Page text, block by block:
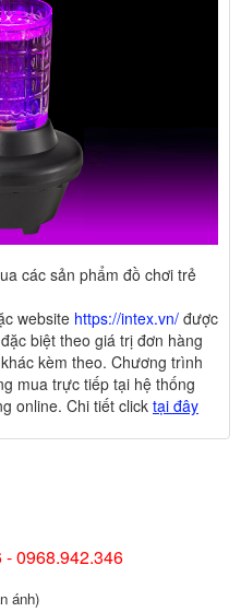
các sản phẩm đồ chơi trẻ
website https://intex.vn/ được
biệt theo giá trị đơn hàng
kèm theo. Chương trình
mua trực tiếp tại hệ thống
online. Chi tiết click tại đây
0968.942.346
ánh)